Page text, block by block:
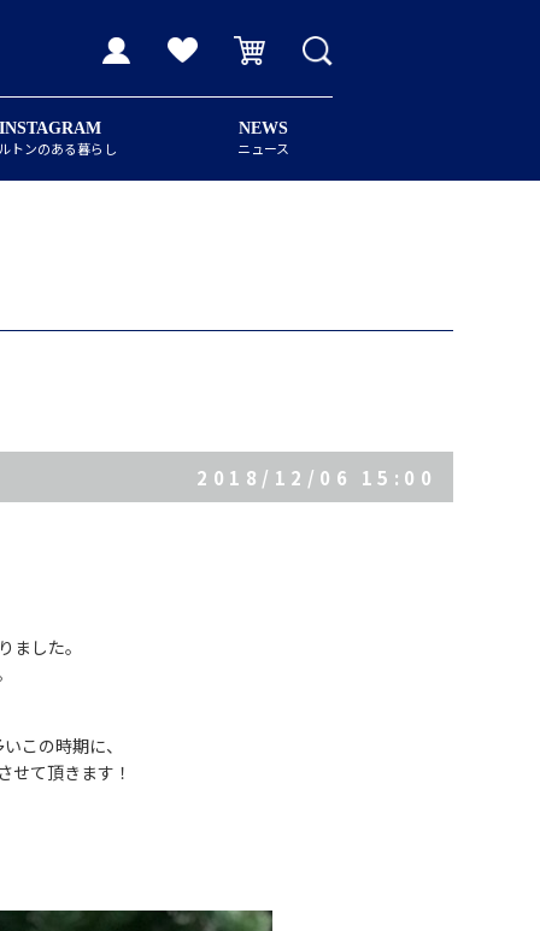
INSTAGRAM
トンのある暮らし
NEWS
ニュース
2018/12/06 15:00
ました。
この時期に、
せて頂きます ！